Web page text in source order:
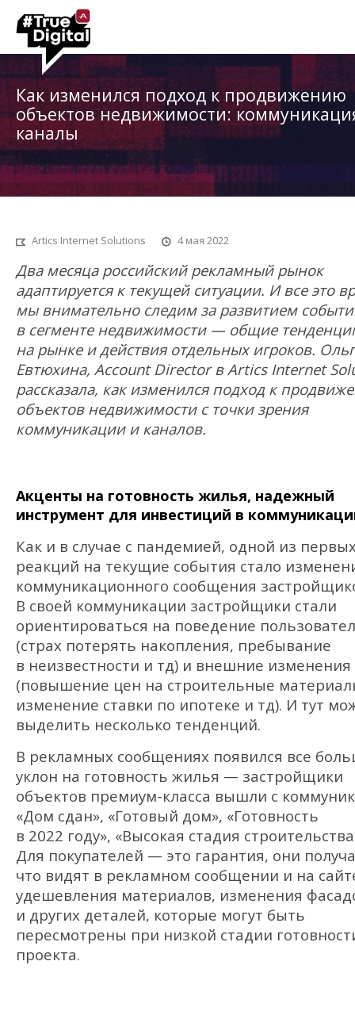
Как изменился подход к продвижению
объектов недвижимости:
каналы
Artics Internet Solutions 4 мая 2022
Два месяца российский рекламный рынок
адаптируется к текущей ситуации. И все это
мы внимательно следим за развитием
в сегменте недвижимости — общие
на рынке и действия отдельных игроков.
Евтюхина, Account Director в Artics Internet
рассказала, как изменился подход к
объектов недвижимости с точки зрения
коммуникации и каналов.
Акценты на готовность жилья, надежный
инструмент для инвестиций в
Как и в случае с пандемией, одной из
реакций на текущие события стало
коммуникационного сообщения
В своей коммуникации застройщики стали
ориентироваться на поведение
(страх потерять накопления, пребывание
в неизвестности и тд) и внешние изменения
(повышение цен на строительные
изменение ставки по ипотеке и тд). И тут
выделить несколько тенденций.
В рекламных сообщениях появился все
уклон на готовность жилья — застройщики
объектов премиум-класса вышли с
«Дом сдан», «Готовый дом», «Готовность
в 2022 году», «Высокая стадия
Для покупателей — это гарантия, они
что видят в рекламном сообщении и на
удешевления материалов, изменения
и других деталей, которые могут быть
пересмотрены при низкой стадии
проекта.